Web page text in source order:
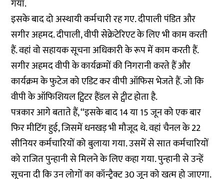
गया.
इसके बाद दो अस्थायी कर्मचारी रह गए. दीपाली पंडित और
सगीर अहमद. दीपाली, वीपी सेक्रेटेरिएट के लिए भी काम करती
हैं. वहां वो सहायक सूचना अधिकारी के रूप में काम करती हैं.
सगीर अहमद वीपी के कार्यक्रमों की निगरानी करते हैं और
कार्यक्रम के फुटेज को एडिट कर वीपी ऑफिस भेजते हैं. जो कि
वीपी के ऑफिशियल ट्विटर हैंडल से ट्वीट होता है.
पत्रकार आगे बताते हैं, ‘‘इसके बाद 14 या 15 जून को एक बार
फिर मीटिंग हुई, जिसमें धनखड़ भी मौजूद थे. वहां चैनल के 22
सीनियर कर्मचारियों को बुलाया गया. उसमें से सात कर्मचारियों
को राजित पुन्हानी से मिलने के लिए कहा गया. पुन्हानी से उन्हें
सूचना दी कि उन लोगों का कॉन्ट्रैक्ट 30 जून को खत्म हो जाएगा.